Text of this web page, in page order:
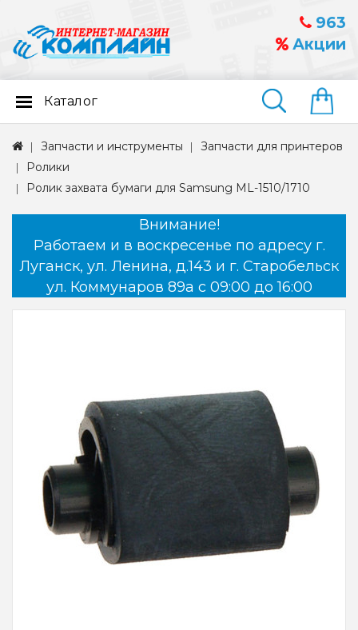
963
Акции
Найти
Каталог
Запчасти и инструменты
Запчасти для принтеров
Ролики
Ролик захвата бумаги для Samsung ML-1510/1710
Внимание!
Работаем и в воскресенье по адресу г.
Луганск, ул. Ленина, д.143 и г. Старобельск
ул. Коммунаров 89а с 09:00 до 16:00